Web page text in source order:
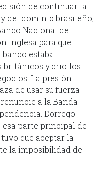
de continuar la
del dominio brasileño,
Nacional de
inglesa para que
estaba
británicos y criollos
La presión
de usar su fuerza
a la Banda
Dorrego
esa parte principal de
que aceptar la
la imposibilidad de